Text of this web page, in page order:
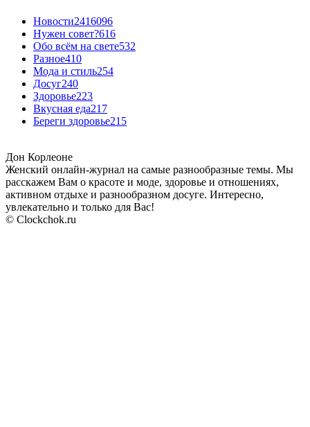
Новости2416096
Нужен совет?616
Обо всём на свете532
Разное410
Мода и стиль254
Досуг240
Здоровье223
Вкусная еда217
Береги здоровье215
Дон Корлеоне
Женский онлайн-журнал на самые разнообразные темы. Мы
расскажем Вам о красоте и моде, здоровье и отношениях,
активном отдыхе и разнообразном досуге. Интересно,
увлекательно и только для Вас!
© Clockchok.ru